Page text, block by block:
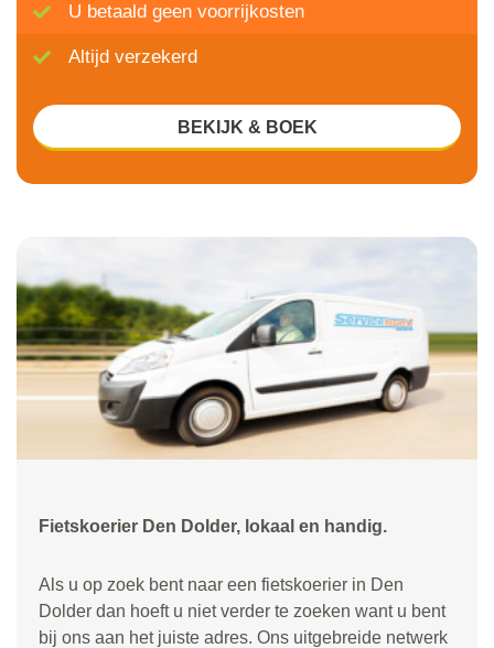
Fietskoerier Den Dolder, lokaal en handig.
Als u op zoek bent naar een fietskoerier in Den
Dolder dan hoeft u niet verder te zoeken want u bent
bij ons aan het juiste adres. Ons uitgebreide netwerk
U betaald geen voorrijkosten
Altijd verzekerd
BEKIJK & BOEK